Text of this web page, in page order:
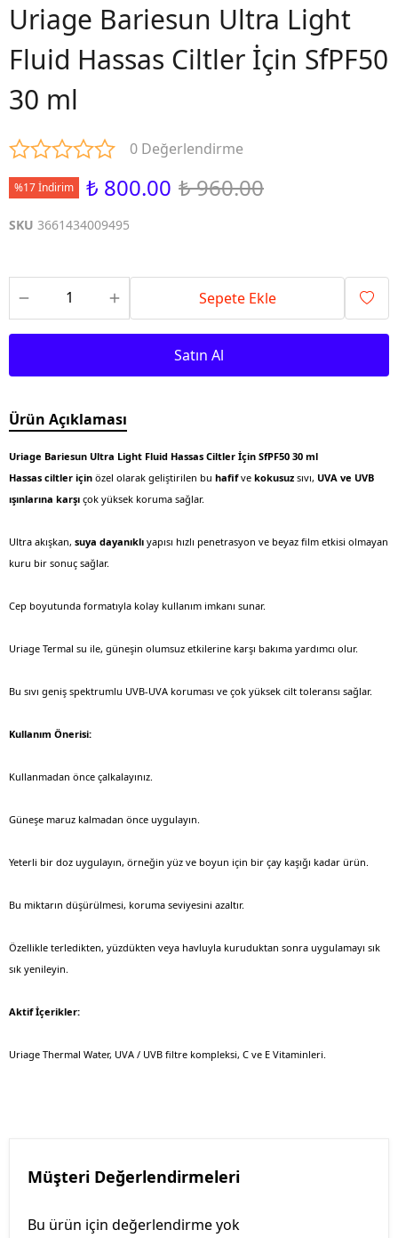
Uriage Bariesun Ultra Light
Fluid Hassas Ciltler İçin SfPF50
30 ml
0 Değerlendirme
%17 İndirim ₺ 800.00 ₺ 960.00
SKU 3661434009495
Sepete Ekle
Satın Al
Ürün Açıklaması
Uriage Bariesun Ultra Light Fluid Hassas Ciltler İçin SfPF50 30 ml
Hassas ciltler için özel olarak geliştirilen bu hafifve kokusuz sıvı, UVA ve UVB
ışınlarına karşı çok yüksek koruma sağlar.
Ultra akışkan, suya dayanıklı yapısı hızlı penetrasyon ve beyaz film etkisi olmayan
kuru bir sonuç sağlar.
Cep boyutunda formatıyla kolay kullanım imkanı sunar.
Uriage Termal su ile, güneşin olumsuz etkilerine karşı bakıma yardımcı olur.
Bu sıvı geniş spektrumlu UVB-UVA koruması ve çok yüksek cilt toleransı sağlar.
Kullanım Önerisi:
Kullanmadan önce çalkalayınız.
Güneşe maruz kalmadan önce uygulayın.
Yeterli bir doz uygulayın, örneğin yüz ve boyun için bir çay kaşığı kadar ürün.
Bu miktarın düşürülmesi, koruma seviyesini azaltır.
Özellikle terledikten, yüzdükten veya havluyla kuruduktan sonra uygulamayı sık
sık yenileyin.
Aktif İçerikler:
Uriage Thermal Water, UVA / UVB filtre kompleksi, C ve E Vitaminleri.
Müşteri Değerlendirmeleri
Bu ürün için değerlendirme yok